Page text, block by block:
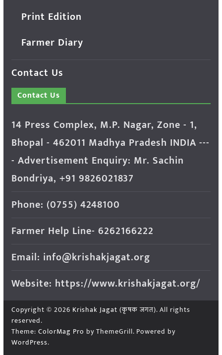
Print Edition
Farmer Diary
Contact Us
Contact Us
14 Press Complex, M.P. Nagar, Zone - 1,
Bhopal - 462011 Madhya Pradesh INDIA ---
- Advertisement Enquiry: Mr. Sachin
Bondriya, +91 9826021837
Phone: (0755) 4248100
Farmer Help Line- 6262166222
Email: info@krishakjagat.org
Website: https://www.krishakjagat.org/
Copyright © 2026 Krishak Jagat (कृषक जगत). All rights
reserved.
Theme: ColorMag Pro by ThemeGrill. Powered by
WordPress.